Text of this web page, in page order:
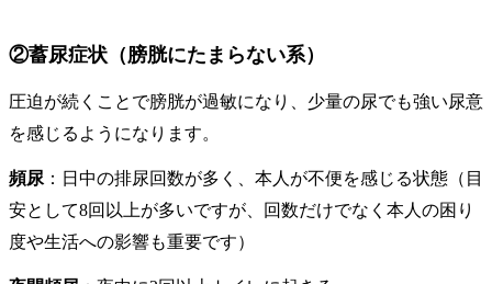
②蓄尿症状（膀胱にたまらない系）
圧迫が続くことで膀胱が過敏になり、少量の尿でも強い尿意
を感じるようになります。
頻尿 ：日中の排尿回数が多く、本人が不便を感じる状態（目
安として8回以上が多いですが、回数だけでなく本人の困り
度や生活への影響も重要です）